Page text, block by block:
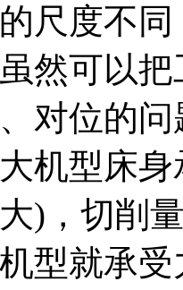
尺度不
然可以
对位的
机型床
)，切削
型就承